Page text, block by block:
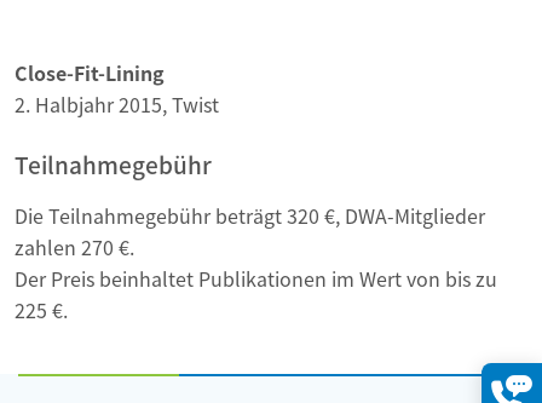
Close-Fit-Lining
2. Halbjahr 2015, Twist
Teilnahmegebühr
Die Teilnahmegebühr beträgt 320 €, DWA-Mitglieder
zahlen 270 €.
Der Preis beinhaltet Publikationen im Wert von bis zu
225 €.